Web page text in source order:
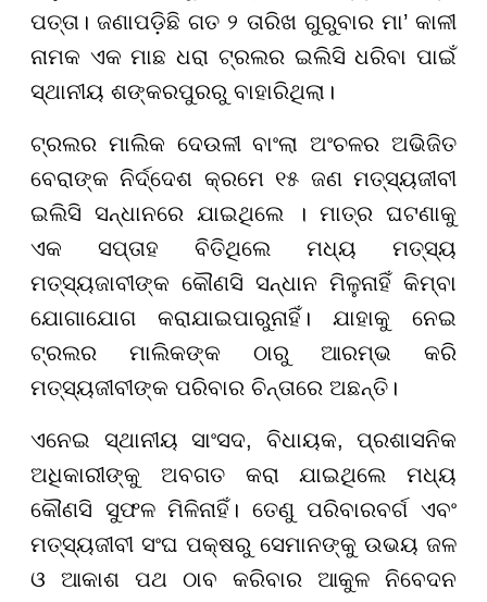
ପତ୍ତା। ଜଣାପଡ଼ିଛି ଗତ ୨ ତାରିଖ ଗୁରୁବାର ମା’ କାଳୀ
ନାମକ ଏକ ମାଛ ଧରା ଟ୍ରଲର ଇଲିସି ଧରିବା ପାଇଁ
ସ୍ଥାନୀୟ ଶଙ୍କରପୁରରୁ ବାହାରିଥିଲା।
ଟ୍ରଲର ମାଲିକ ଦେଉଳୀ ବାଂଲା ଅଂଚଳର ଅଭିଜିତ
ବେରାଙ୍କ ନିର୍ଦ୍ଦେଶ କ୍ରମେ ୧୫ ଜଣ ମତ୍ସ୍ୟଜୀବୀ
ଇଲିସି ସନ୍ଧାନରେ ଯାଇଥିଲେ । ମାତ୍ର ଘଟଣାକୁ
ଏକ ସପ୍ତାହ ବିତିଥିଲେ ମଧ୍ୟ ମତ୍ସ୍ୟ
ମତ୍ସ୍ୟଜାବୀଙ୍କ କୌଣସି ସନ୍ଧାନ ମିଳୁନାହିଁ କିମ୍ବା
ଯୋଗାଯୋଗ କରାଯାଇପାରୁନାହିଁ। ଯାହାକୁ ନେଇ
ଟ୍ରଲର ମାଲିକଙ୍କ ଠାରୁ ଆରମ୍ଭ କରି
ମତ୍ସ୍ୟଜୀବୀଙ୍କ ପରିବାର ଚିନ୍ତାରେ ଅଛନ୍ତି।
ଏନେଇ ସ୍ଥାନୀୟ ସାଂସଦ, ବିଧାୟକ, ପ୍ରଶାସନିକ
ଅଧିକାରୀଙ୍କୁ ଅବଗତ କରା ଯାଇଥିଲେ ମଧ୍ୟ
କୌଣସି ସୁଫଳ ମିଳିନାହିଁ। ତେଣୁ ପରିବାରବର୍ଗ ଏବଂ
ମତ୍ସ୍ୟଜୀବୀ ସଂଘ ପକ୍ଷରୁ ସେମାନଙ୍କୁ ଉଭୟ ଜଳ
ଓ ଆକାଶ ପଥ ଠାବ କରିବାର ଆକୁଳ ନିବେଦନ